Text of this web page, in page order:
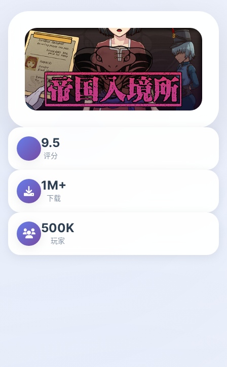
9.5
评分
1M+
下载
500K
玩家